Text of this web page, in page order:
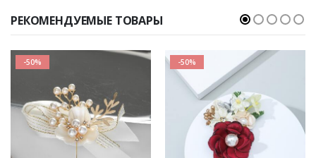
РЕКОМЕНДУЕМЫЕ ТОВАРЫ
-50% -50%